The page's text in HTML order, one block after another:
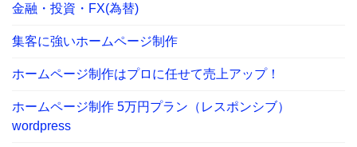
金融・投資・FX(為替)
集客に強いホームページ制作
ホームページ制作はプロに任せて売上アップ！
ホームページ制作 5万円プラン（レスポンシブ）
wordpress